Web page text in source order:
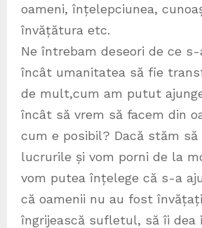
oameni, înțelepciunea,
învățătura etc.
Ne întrebam deseori de ce s-
încât umanitatea să fie
de mult,cum am putut
încât să vrem să facem din
cum e posibil? Dacă stăm
lucrurile și vom porni de la
vom putea înțelege că s-a
că oamenii nu au fost
îngrijească sufletul, să îi dea